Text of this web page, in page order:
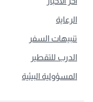
الرعاية
تنبيهات السفر
الدرب للتقطير
المسؤولية البيئية